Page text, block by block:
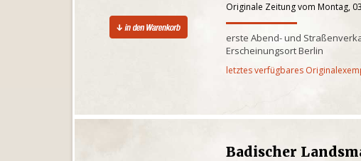
Originale Zeitung vom Montag,
erste Abend- und
Erscheinungsort Berlin
letztes verfügbares
Badischer